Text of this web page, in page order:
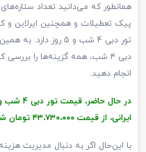
همانطور که می‌دانید تعداد
پیک تعطیلات و همچنین ایرلاین و
تور دبی 4 شب و 5 روز
دبی ۴ شب، همه گزینه‌ها را
انجام دهید.
ایرانی، از قیمت ۴۳،۷۳۰،۰۰۰ تومان شروع می‌شود.
با این‌حال اگر به دنبال مدیریت